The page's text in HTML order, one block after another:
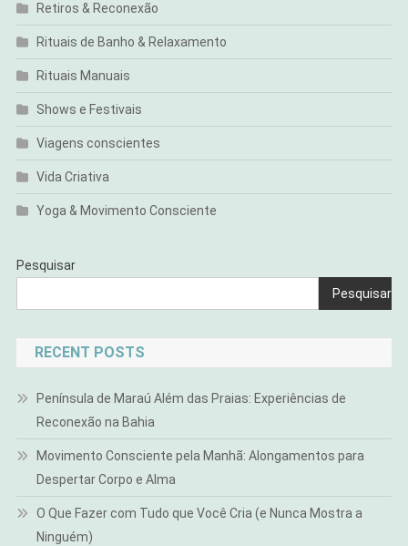
Retiros & Reconexão
Rituais de Banho & Relaxamento
Rituais Manuais
Shows e Festivais
Viagens conscientes
Vida Criativa
Yoga & Movimento Consciente
Pesquisar
Pesquisar
RECENT POSTS
Península de Maraú Além das Praias: Experiências de
Reconexão na Bahia
Movimento Consciente pela Manhã: Alongamentos para
Despertar Corpo e Alma
O Que Fazer com Tudo que Você Cria (e Nunca Mostra a
Ninguém)